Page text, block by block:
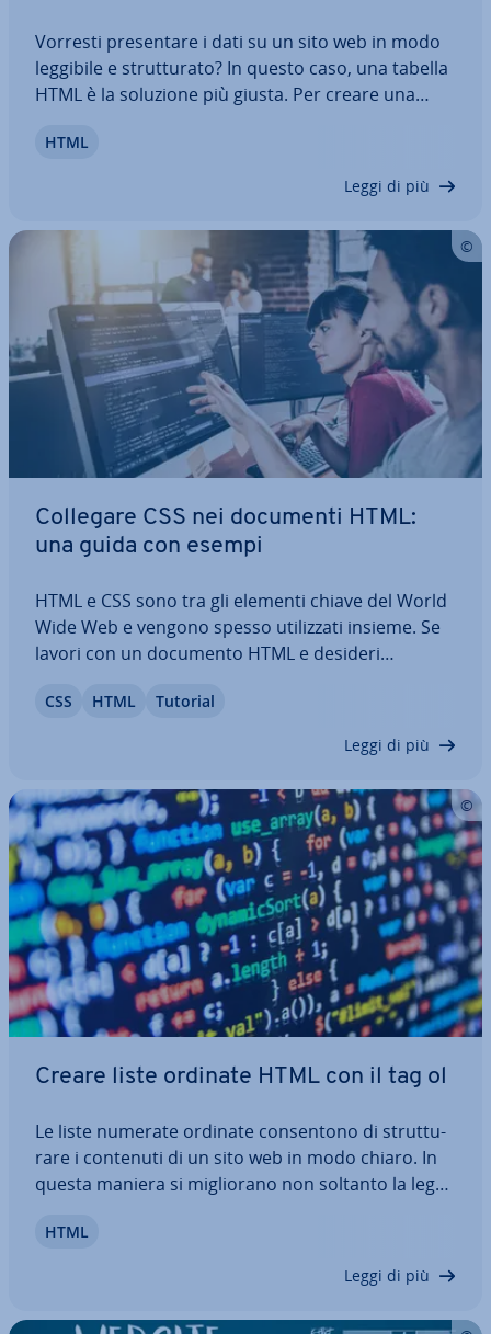
Vorresti pre­sen­ta­re i dati su un sito web in modo
leggibile e strut­tu­ra­to? In questo caso, una tabella
HTML è la soluzione più giusta. Per creare una
fi­cien­ti i tag ap­pro­pria­ti per le righe e le celle di
HTML
Leggi di più
Collegare CSS nei documenti HTML:
una guida con esempi
HTML e CSS sono tra gli elementi chiave del World
Wide Web e vengono spesso uti­liz­za­ti insieme. Se
lavori con un documento HTML e desideri
esterni per applicare ef­fi­ca­ce­men­te le regole di
CSS HTML Tutorial
Leggi di più
Creare liste ordinate HTML con il tag ol
Le liste numerate ordinate con­sen­to­no di strut­tu­
ra­re i contenuti di un sito web in modo chiaro. In
questa maniera si mi­glio­ra­no non soltanto la leg­gi­
internet o di un documento HTML. Nel nostro
HTML
Leggi di più